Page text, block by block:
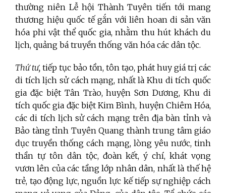
thường niên Lễ hội Thành Tuyên tiến tới mang
thương hiệu quốc tế gắn với liên hoan di sản văn
hóa phi vật thể quốc gia, nhằm thu hút khách du
lịch, quảng bá truyền thống văn hóa các dân tộc.
Thứ tư, tiếp tục bảo tồn, tôn tạo, phát huy giá trị các
di tích lịch sử cách mạng, nhất là Khu di tích quốc
gia đặc biệt Tân Trào, huyện Sơn Dương, Khu di
tích quốc gia đặc biệt Kim Bình, huyện Chiêm Hóa,
các di tích lịch sử cách mạng trên địa bàn tỉnh và
Bảo tàng tỉnh Tuyên Quang thành trung tâm giáo
dục truyền thống cách mạng, lòng yêu nước, tinh
thần tự tôn dân tộc, đoàn kết, ý chí, khát vọng
vươn lên của các tầng lớp nhân dân, nhất là thế hệ
trẻ, tạo động lực, nguồn lực kế tiếp sự nghiệp cách